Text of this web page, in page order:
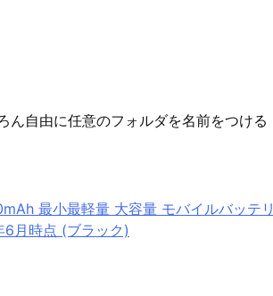
ん自由に任意のフォルダを名前をつける
最小最軽量 大容量 モバイルバッテリ
月時点 (ブラック)